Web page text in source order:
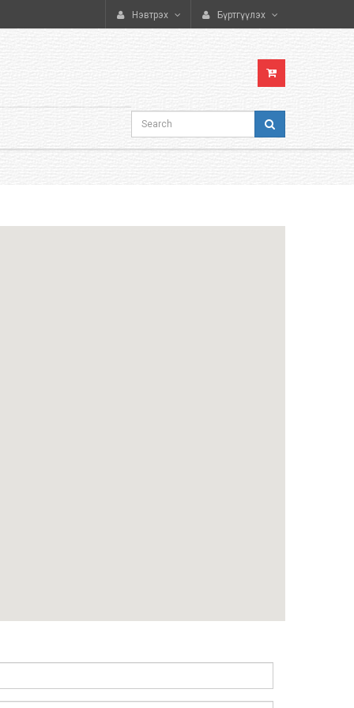
бараагаа хүссэн газраа хүргүүлэн аваарай.
Нэвтрэх Бүртгүүлэх